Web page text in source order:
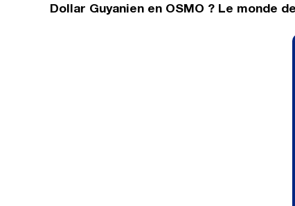
Dollar Guyanien en OSMO ? Le monde